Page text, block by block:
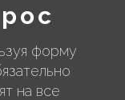
форму
на все